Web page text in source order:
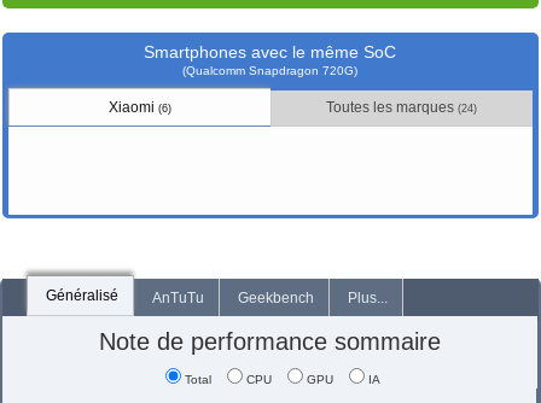
Smartphones avec le même SoC
(Qualcomm Snapdragon 720G)
Xiaomi (6) Toutes les marques(24)
Généralisé AnTuTu Geekbench Plus...
Note de performance sommaire
Total CPU GPU IA